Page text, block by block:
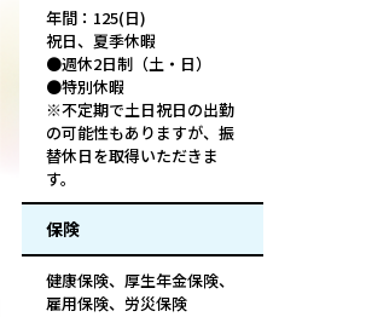
年間：125(日)
祝日、夏季休暇
●週休2日制（土・日）
●特別休暇
※不定期で土日祝日の出勤
の可能性もありますが、振
替休日を取得いただきま
す。
保険
健康保険、厚生年金保険、
雇用保険、労災保険